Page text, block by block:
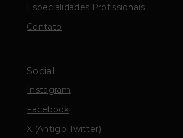
Especialidades Profissionais
Contato
Social
Instagram
Facebook
X (Antigo Twitter)